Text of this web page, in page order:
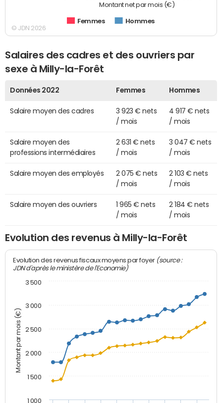
Montant net par mois (€)
Femmes Hommes
© JDN 2026
Salaires des cadres et des ouvriers par
sexe à Milly-la-Forêt
Données 2022 Femmes Hommes
Salaire moyen des cadres
3 923 € nets
/ mois
4 917 € nets
/ mois
Salaire moyen des
professions intermédiaires
2 631 € nets
/ mois
3 047 € nets
/ mois
Salaire moyen des employés
2 075 € nets
/ mois
2 103 € nets
/ mois
Salaire moyen des ouvriers
1 965 € nets
/ mois
2 184 € nets
/ mois
Evolution des revenus à Milly-la-Forêt
Montant par mois (€)
Evolution des revenus fiscaux moyens par foyer (source :
JDN d'après le ministère de l'Economie)
1 000
1 500
2 000
2 500
3 000
3 500